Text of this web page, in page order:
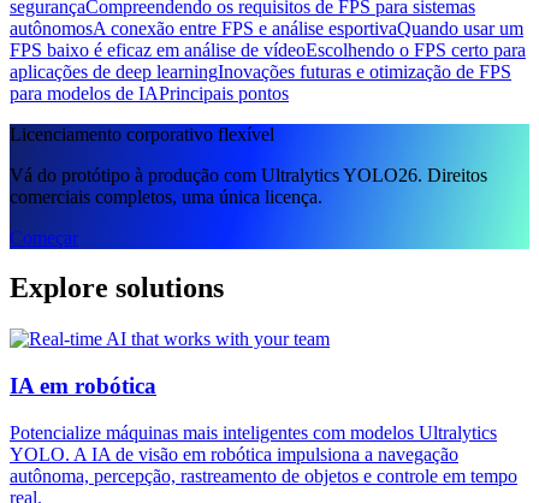
segurançaCompreendendo os requisitos de FPS para sistemas
autônomosA conexão entre FPS e análise esportivaQuando usar um
FPS baixo é eficaz em análise de vídeoEscolhendo o FPS certo para
aplicações de deep learningInovações futuras e otimização de FPS
para modelos de IAPrincipais pontos
Licenciamento corporativo flexível
Vá do protótipo à produção com Ultralytics YOLO26. Direitos
comerciais completos, uma única licença.
Começar
Explore solutions
IA em robótica
Potencialize máquinas mais inteligentes com modelos Ultralytics
YOLO. A IA de visão em robótica impulsiona a navegação
autônoma, percepção, rastreamento de objetos e controle em tempo
real.